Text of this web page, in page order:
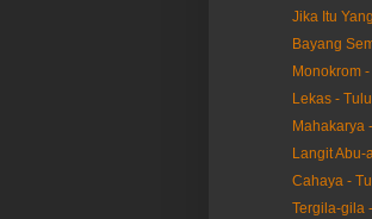
Jika Itu
Bayang
Monokrom
Lekas -
Mahakarya
Langit Abu-
Cahaya -
Tergila-gila